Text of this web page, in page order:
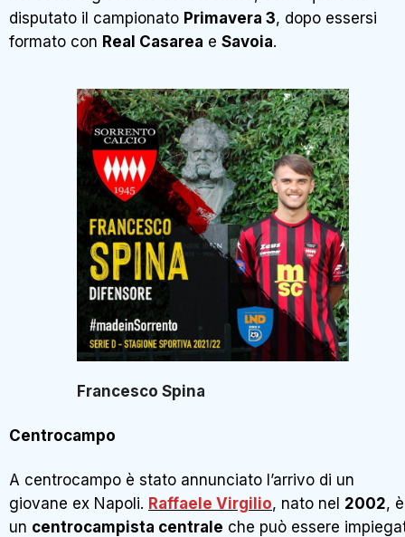
disputato il campionato Primavera 3, dopo essersi
formato con Real Casarea e Savoia.
Francesco Spina
Centrocampo
A centrocampo è stato annunciato l’arrivo di un
giovane ex Napoli. Raffaele Virgilio, nato nel 2002, è
un centrocampista centrale che può essere